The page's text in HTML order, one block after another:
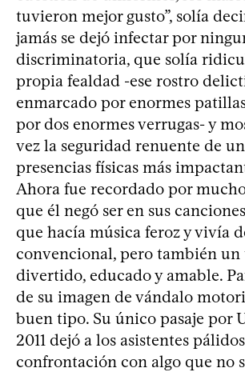
tuvieron mejor gusto”, solía
jamás se dejó infectar por
discriminatoria, que solía
propia fealdad -ese rostro
enmarcado por enormes
por dos enormes verrugas- y
vez la seguridad renuente de
presencias físicas más
Ahora fue recordado por
que él negó ser en sus
que hacía música feroz y vivía
convencional, pero también
divertido, educado y amable.
de su imagen de vándalo
buen tipo. Su único pasaje por
2011 dejó a los asistentes
confrontación con algo que no